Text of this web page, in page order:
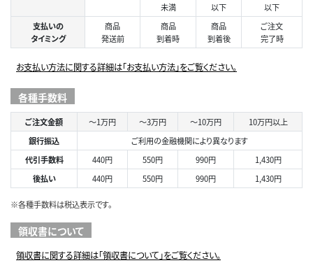
未満 以下
以下
支払いの
タイミング
商品
発送前
商品
到着時
商品
到着後
ご注文
完了時
お支払い方法に関する詳細は「お支払い方法」をご覧ください。
各種手数料
ご注文金額 ～1万円 ～3万円 ～10万円
10万円以上
銀行振込
ご利用の金融機関により異なります
代引手数料
440円 550円 990円
1,430円
後払い
440円 550円 990円 1,430円
※各種手数料は税込表示です。
領収書について
領収書に関する詳細は「領収書について」をご覧ください。